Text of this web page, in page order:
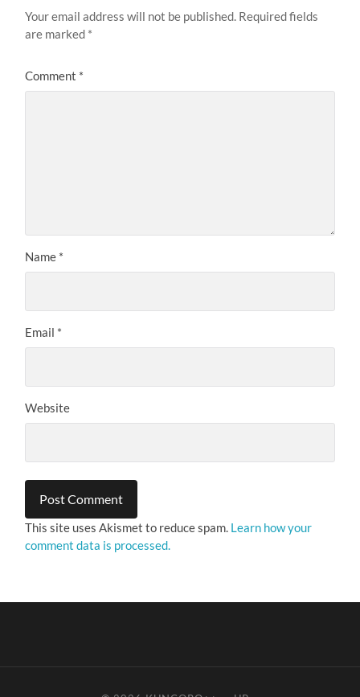
Your email address will not be published. Required fields
are marked *
Comment *
Name *
Email *
Website
This site uses Akismet to reduce spam. Learn how your
comment data is processed.